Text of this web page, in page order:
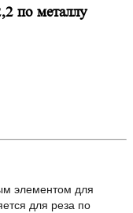
по металлу
элементом для
для реза по